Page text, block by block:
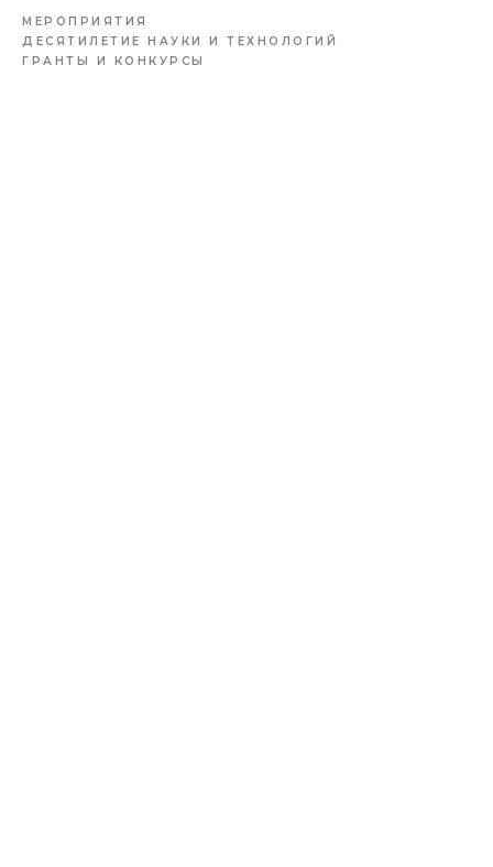
МЕРОПРИЯТИЯ
ДЕСЯТИЛЕТИЕ НАУКИ И ТЕХНОЛОГИЙ
ГРАНТЫ И КОНКУРСЫ